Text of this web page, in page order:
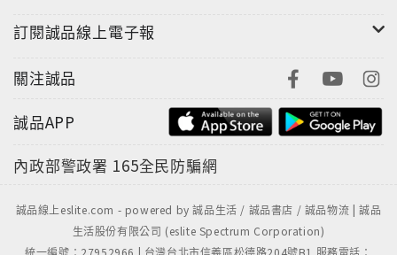
訂閱誠品線上電子報
關注誠品
誠品APP
內政部警政署 165全民防騙網
誠品線上eslite.com - powered by 誠品生活 / 誠品書店 / 誠品物流 | 誠品
生活股份有限公司 (eslite Spectrum Corporation)